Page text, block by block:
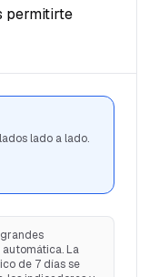
permitirte
lado a lado.
La
de 7 días se